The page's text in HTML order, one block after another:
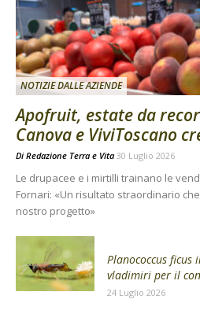
NOTIZIE DALLE AZIENDE
Apofruit, estate da
Canova e ViviToscano
Di Redazione Terra e Vita 30 Luglio 2026
Le drupacee e i mirtilli trainano le
Fornari: «Un risultato straordinario
nostro progetto»
Planococcus ficus
vladimiri per il
24 Luglio 2026